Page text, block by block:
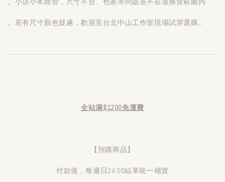
。若有尺寸顏色疑慮，歡迎至台北中山工作室現場試穿選購。
全站滿$1200免運費
【預購商品】
付款後，每週日24:00結單統一補貨